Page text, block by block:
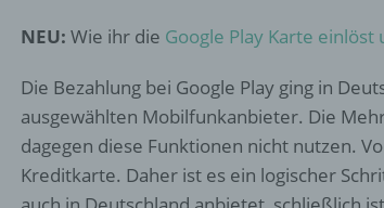
NEU: Wie ihr die Google Play Karte
Die Bezahlung bei Google Play ging in
ausgewählten Mobilfunkanbieter. Die
dagegen diese Funktionen nicht nutzen.
Kreditkarte. Daher ist es ein logischer